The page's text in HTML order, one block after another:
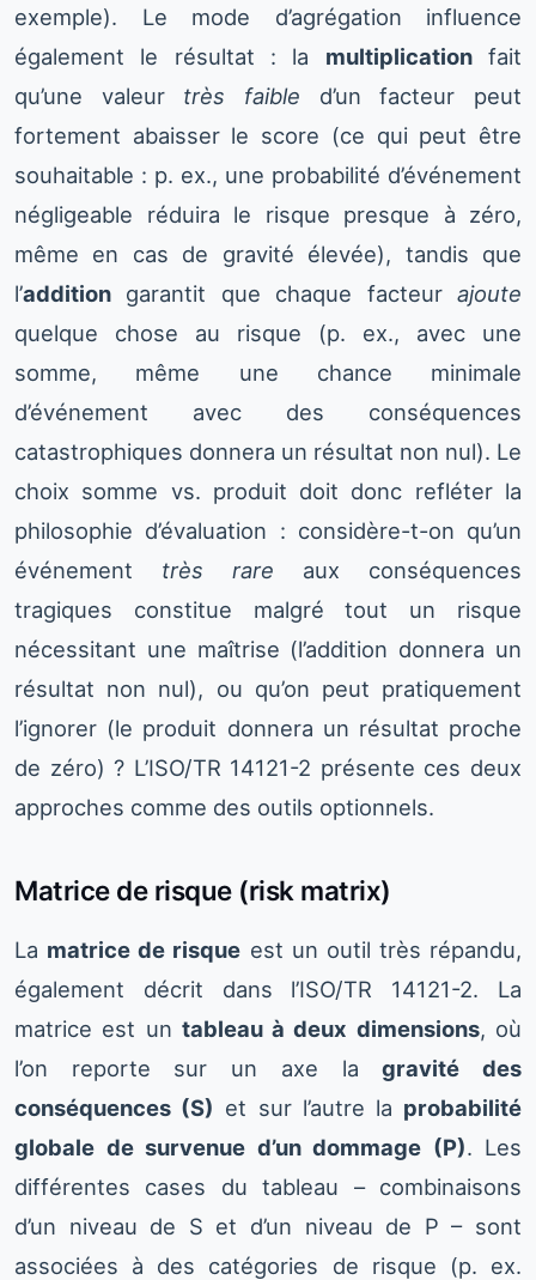
exemple). Le mode d’agrégation influence
également le résultat : la multiplicationfait
qu’une valeur très faible d’un facteur peut
fortement abaisser le score (ce qui peut être
souhaitable : p. ex., une probabilité d’événement
négligeable réduira le risque presque à zéro,
même en cas de gravité élevée), tandis que
l’addition garantit que chaque facteur ajoute
quelque chose au risque (p. ex., avec une
somme, même une chance minimale
d’événement avec des conséquences
catastrophiques donnera un résultat non nul). Le
choix somme vs. produit doit donc refléter la
philosophie d’évaluation : considère-t-on qu’un
événement très rare aux conséquences
tragiques constitue malgré tout un risque
nécessitant une maîtrise (l’addition donnera un
résultat non nul), ou qu’on peut pratiquement
l’ignorer (le produit donnera un résultat proche
de zéro) ? L’ISO/TR 14121-2 présente ces deux
approches comme des outils optionnels.
Matrice de risque (risk matrix)
La matrice de risque est un outil très répandu,
également décrit dans l’ISO/TR 14121-2. La
matrice est un tableau à deux dimensions, où
l’on reporte sur un axe lagravité des
conséquences (S) et sur l’autre la probabilité
globale de survenue d’un dommage (P). Les
différentes cases du tableau – combinaisons
d’un niveau de S et d’un niveau de P – sont
associées à des catégories de risque (p. ex.